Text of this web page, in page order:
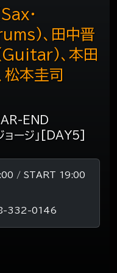
END
ージ」[DAY5]
・
、田中晋
、本田
本圭司
/ START 19:00
078-332-0146